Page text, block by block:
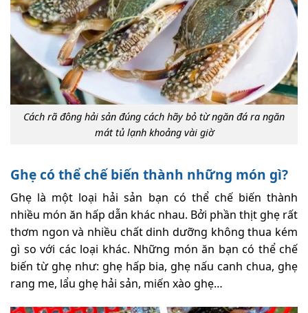
Cách rã đông hải sản đúng cách hãy bỏ từ ngăn đá ra ngăn
mát tủ lạnh khoảng vài giờ
Ghẹ có thể chế biến thành những món gì?
Ghẹ là một loại hải sản bạn có thể chế biến thành
nhiều món ăn hấp dẫn khác nhau. Bởi phần thịt ghẹ rất
thơm ngon và nhiều chất dinh dưỡng không thua kém
gì so với các loại khác. Những món ăn bạn có thể chế
biến từ ghẹ như: ghẹ hấp bia, ghẹ nấu canh chua, ghẹ
rang me, lẩu ghẹ hải sản, miến xào ghẹ…